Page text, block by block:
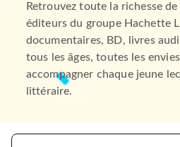
Retrouvez toute la richesse de
éditeurs du groupe Hachette
documentaires, BD, livres
tous les âges, toutes les
accompagner chaque jeune
littéraire.